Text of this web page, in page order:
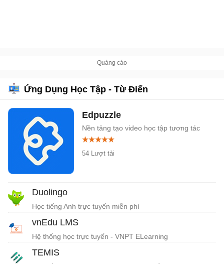
Ứng Dụng Học Tập - Từ Điển
Edpuzzle
Nền tảng tạo video học tập tương tác
54 Lượt tải
Duolingo
Học tiếng Anh trực tuyến miễn phí
vnEdu LMS
Hệ thống học trực tuyến - VNPT ELearning
TEMIS